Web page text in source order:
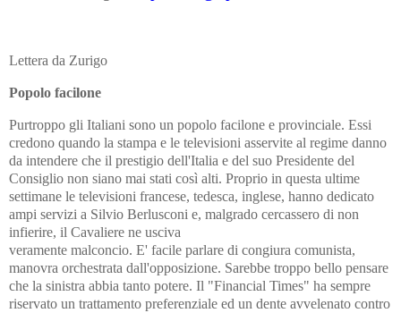
Lettera da Zurigo
Popolo facilone
Purtroppo gli Italiani sono un popolo facilone e provinciale. Essi
credono quando la stampa e le televisioni asservite al regime danno
da intendere che il prestigio dell'Italia e del suo Presidente del
Consiglio non siano mai stati così alti. Proprio in questa ultime
settimane le televisioni francese, tedesca, inglese, hanno dedicato
ampi servizi a Silvio Berlusconi e, malgrado cercassero di non
infierire, il Cavaliere ne usciva
veramente malconcio. E' facile parlare di congiura comunista,
manovra orchestrata dall'opposizione. Sarebbe troppo bello pensare
che la sinistra abbia tanto potere. Il "Financial Times" ha sempre
riservato un trattamento preferenziale ed un dente avvelenato contro